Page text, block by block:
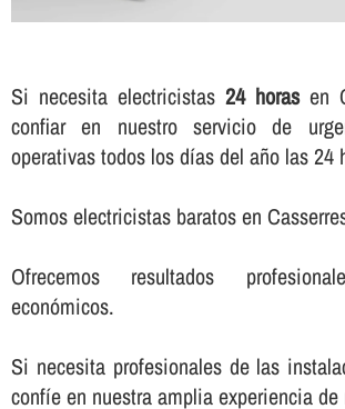
Si necesita electricistas 24 horasen
confiar en nuestro servicio de
operativas todos los dí­as del año las 24
Somos electricistas baratos en
Ofrecemos resultados
económicos.
Si necesita profesionales de las
confí­e en nuestra amplia experiencia